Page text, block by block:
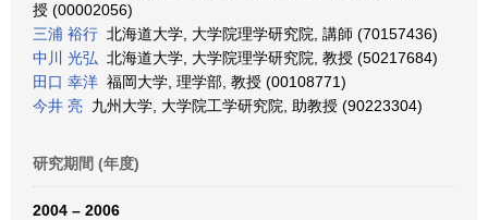
授 (00002056)
三浦 裕行 北海道大学, 大学院理学研究院, 講師 (70157436)
中川 光弘 北海道大学, 大学院理学研究院, 教授 (50217684)
田口 幸洋 福岡大学, 理学部, 教授 (00108771)
今井 亮 九州大学, 大学院工学研究院, 助教授 (90223304)
研究期間 (年度)
2004 – 2006